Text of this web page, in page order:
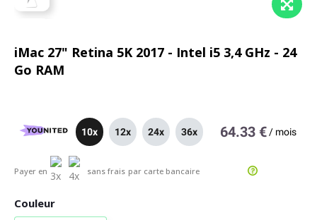
iMac 27" Retina 5K 2017 - Intel i5 3,4 GHz - 24
Go RAM
10x 12x 24x 36x 64.33 € / mois
Payer en sans frais par carte bancaire
Couleur